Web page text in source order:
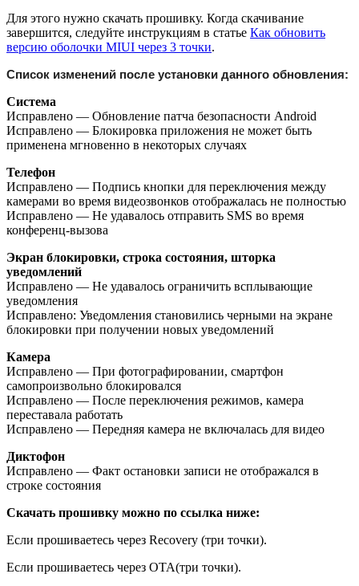
Для этого нужно скачать прошивку. Когда скачивание
завершится, следуйте инструкциям в статье Как обновить
версию оболочки MIUI через 3 точки.
Список изменений после установки данного обновления:
Система
Исправлено — Обновление патча безопасности Android
Исправлено — Блокировка приложения не может быть
применена мгновенно в некоторых случаях
Телефон
Исправлено — Подпись кнопки для переключения между
камерами во время видеозвонков отображалась не полностью
Исправлено — Не удавалось отправить SMS во время
конференц-вызова
Экран блокировки, строка состояния, шторка
уведомлений
Исправлено — Не удавалось ограничить всплывающие
уведомления
Исправлено: Уведомления становились черными на экране
блокировки при получении новых уведомлений
Камера
Исправлено — При фотографировании, смартфон
самопроизвольно блокировался
Исправлено — После переключения режимов, камера
переставала работать
Исправлено — Передняя камера не включалась для видео
Диктофон
Исправлено — Факт остановки записи не отображался в
строке состояния
Скачать прошивку можно по ссылка ниже:
Если прошиваетесь через Recovery (три точки).
Если прошиваетесь через OTA(три точки).